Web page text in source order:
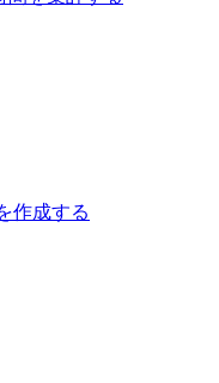
作成する